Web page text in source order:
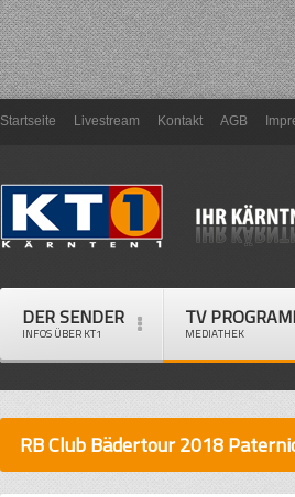
Startseite Livestream Kontakt AGB
DER SENDER
INFOS ÜBER KT1
TV
MEDIATHEK
RB Club Bädertour 2018